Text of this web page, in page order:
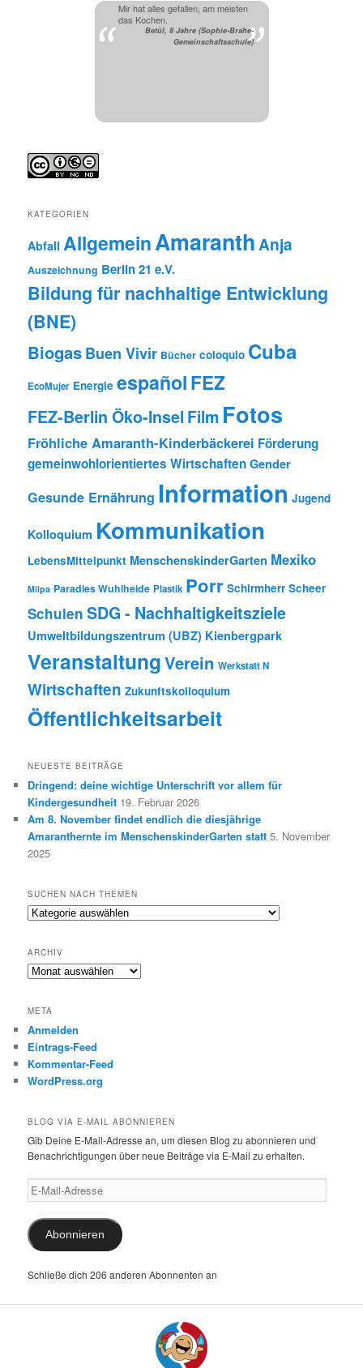
Mir hat alles gefallen, am meisten
das Kochen.
Betül, 8 Jahre (Sophie-Brahe-
Gemeinschaftsschule)
KATEGORIEN
Abfall AllgemeinAmaranthAnja
Auszeichnung Berlin 21 e.V.
Bildung für nachhaltige Entwicklung
(BNE)
BiogasBuen Vivir Bücher coloquio Cuba
EcoMujer Energie españolFEZ
FEZ-Berlin Öko-Insel Film Fotos
Fröhliche Amaranth-Kinderbäckerei Förderung
gemeinwohlorientiertes Wirtschaften Gender
Gesunde Ernährung Information Jugend
Kolloquium Kommunikation
LebensMittelpunkt MenschenskinderGarten Mexiko
Milpa Paradies Wuhlheide Plastik Porr Schirmherr Scheer
Schulen SDG - Nachhaltigkeitsziele
Umweltbildungszentrum (UBZ) Kienbergpark
VeranstaltungVerein Werkstatt N
Wirtschaften Zukunftskolloquium
Öffentlichkeitsarbeit
NEUESTE BEITRÄGE
Dringend: deine wichtige Unterschrift vor allem für
Kindergesundheit 19. Februar 2026
Am 8. November findet endlich die diesjährige
Amaranthernte im MenschenskinderGarten statt 5. November
2025
SUCHEN NACH THEMEN
Suchen
ARCHIV
Archiv
META
Anmelden
Eintrags-Feed
Kommentar-Feed
WordPress.org
BLOG VIA E-MAIL ABONNIEREN
Gib Deine E-Mail-Adresse an, um diesen Blog zu abonnieren und
Benachrichtigungen über neue Beiträge via E-Mail zu erhalten.
E-
Mail-
Adresse
Abonnieren
Schließe dich 206 anderen Abonnenten an